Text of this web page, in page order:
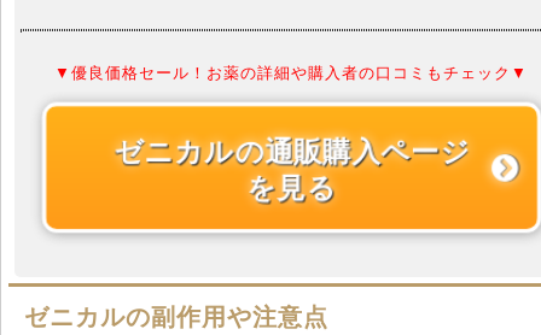
▼優良価格セール！お薬の詳細や購入者の口コミもチェック▼
ゼニカルの通販購入ページ
を見る
ゼニカルの副作用や注意点